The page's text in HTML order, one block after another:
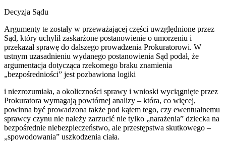
Decyzja Sądu
Argumenty te zostały w przeważającej części uwzględnione przez
Sąd, który uchylił zaskarżone postanowienie o umorzeniu i
przekazał sprawę do dalszego prowadzenia Prokuratorowi. W
ustnym uzasadnieniu wydanego postanowienia Sąd podał, że
argumentacja dotycząca rzekomego braku znamienia
„bezpośredniości” jest pozbawiona logiki
i niezrozumiała, a okoliczności sprawy i wnioski wyciągnięte przez
Prokuratora wymagają powtórnej analizy – która, co więcej,
powinna być prowadzona także pod kątem tego, czy ewentualnemu
sprawcy czynu nie należy zarzucić nie tylko „narażenia” dziecka na
bezpośrednie niebezpieczeństwo, ale przestępstwa skutkowego –
„spowodowania” uszkodzenia ciała.